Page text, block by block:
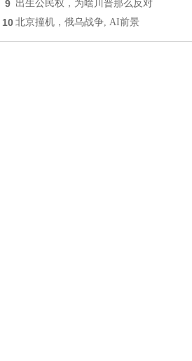
9 出生公民权，为啥川普那么反对
10 北京撞机，俄乌战争, AI前景